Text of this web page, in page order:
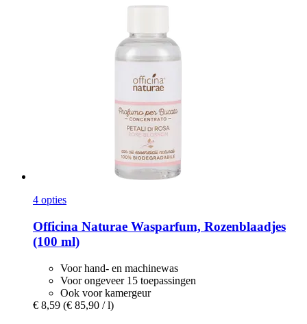
4 opties
Officina Naturae Wasparfum, Rozenblaadjes
(100 ml)
Voor hand- en machinewas
Voor ongeveer 15 toepassingen
Ook voor kamergeur
€ 8,59 (€ 85,90 / l)